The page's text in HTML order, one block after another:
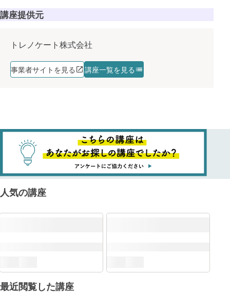
講座提供元
トレノケート株式会社
事業者サイトを見る 講座一覧を見る
人気の講座
最近閲覧した講座